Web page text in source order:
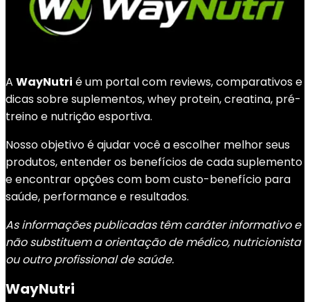
A WayNutri é um portal com reviews, comparativos e
dicas sobre suplementos, whey protein, creatina, pré-
treino e nutrição esportiva.
Nosso objetivo é ajudar você a escolher melhor seus
produtos, entender os benefícios de cada suplemento
e encontrar opções com bom custo-benefício para
saúde, performance e resultados.
As informações publicadas têm caráter informativo e
não substituem a orientação de médico, nutricionista
ou outro profissional de saúde.
WayNutri